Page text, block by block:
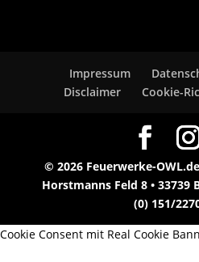
Impressum
Disclaimer
Cookie-
© 2026 Feuerwerke-
Horstmanns Feld 8 • 33739
(0) 151/
Cookie Consent mit Real Cookie